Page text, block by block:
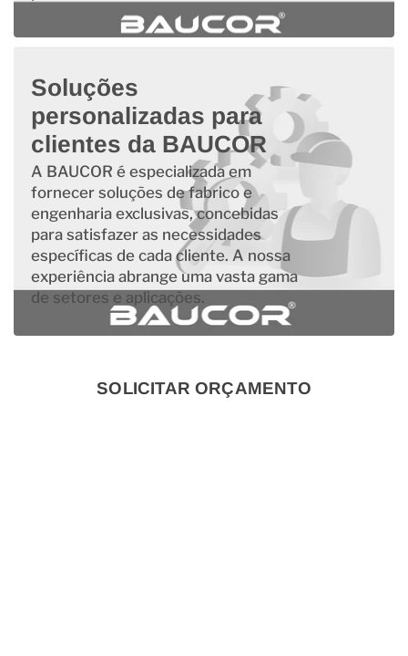
Soluções
personalizadas para
clientes da BAUCOR
A BAUCOR é especializada em
fornecer soluções de fabrico e
engenharia exclusivas, concebidas
para satisfazer as necessidades
específicas de cada cliente. A nossa
experiência abrange uma vasta gama
de setores e aplicações.
SOLICITAR ORÇAMENTO